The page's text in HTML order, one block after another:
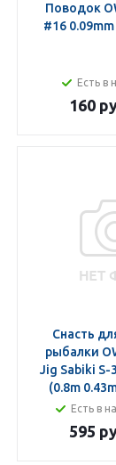
Поводок
#16
Есть в
160
Снасть
рыбалки
Jig Sabiki S-
(0.8m
Есть в
595